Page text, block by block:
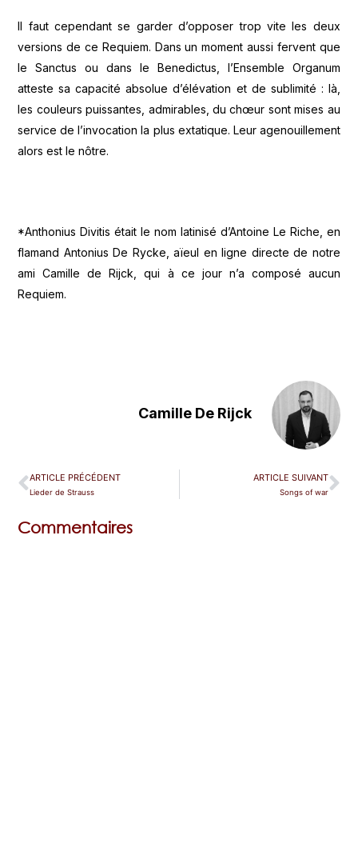
Il faut cependant se garder d’opposer trop vite les deux
versions de ce Requiem. Dans un moment aussi fervent que
le Sanctus ou dans le Benedictus, l’Ensemble Organum
atteste sa capacité absolue d’élévation et de sublimité : là,
les couleurs puissantes, admirables, du chœur sont mises au
service de l’invocation la plus extatique. Leur agenouillement
alors est le nôtre.
*Anthonius Divitis était le nom latinisé d’Antoine Le Riche, en
flamand Antonius De Rycke, aïeul en ligne directe de notre
ami Camille de Rijck, qui à ce jour n’a composé aucun
Requiem.
Camille De Rijck
ARTICLE PRÉCÉDENT
Lieder de Strauss
ARTICLE SUIVANT
Songs of war
Commentaires